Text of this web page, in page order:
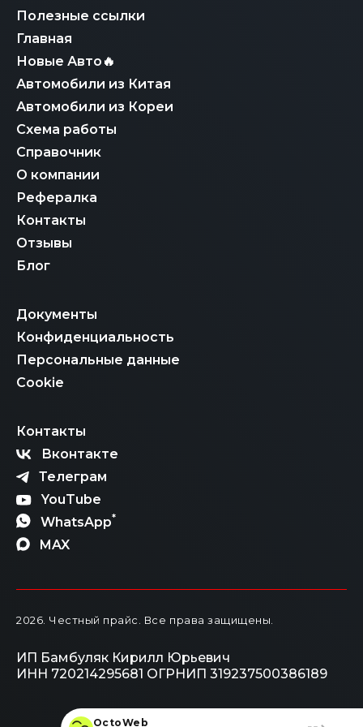
юридической чистотой сделки.
сделки, что делает наш сервис надежным и полностью
Полезные ссылки
Главная
Новые Авто🔥
Автомобили из Китая
Автомобили из Кореи
Схема работы
Справочник
О компании
Рефералка
Контакты
Отзывы
Блог
Документы
Конфиденциальность
Персональные данные
Cookie
Контакты
Вконтакте
Телеграм
YouTube
WhatsApp*
MAX
2026 . Честный прайс. Все права защищены.
ИП Бамбуляк Кирилл Юрьевич
ИНН 720214295681 ОГРНИП 319237500386189
OctoWeb